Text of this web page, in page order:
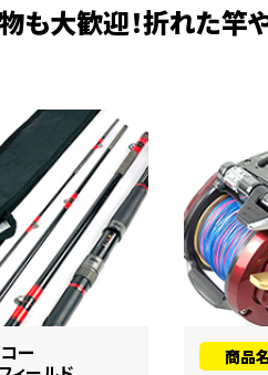
大歓迎！折れた竿
ー 商品